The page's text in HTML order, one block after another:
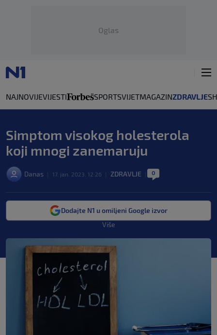
Oglas
NAJNOVIJEVIJESTI SPORTSVIJETMAGAZINZDRAVLJE
Simptom visokog holesterola
koji mnogi zanemaruju
Danas 17. jan. 2023. 12:26 ZDRAVLJE 0
Dodajte N1 u omiljeni Google izvor
Više